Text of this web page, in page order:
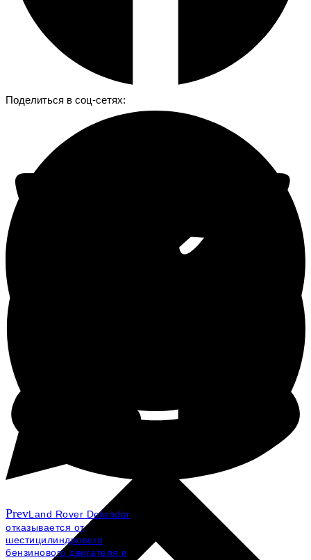
Поделиться в соц-сетях:
PrevLand Rover Defender
отказывается от
шестицилиндрового
бензинового двигателя и